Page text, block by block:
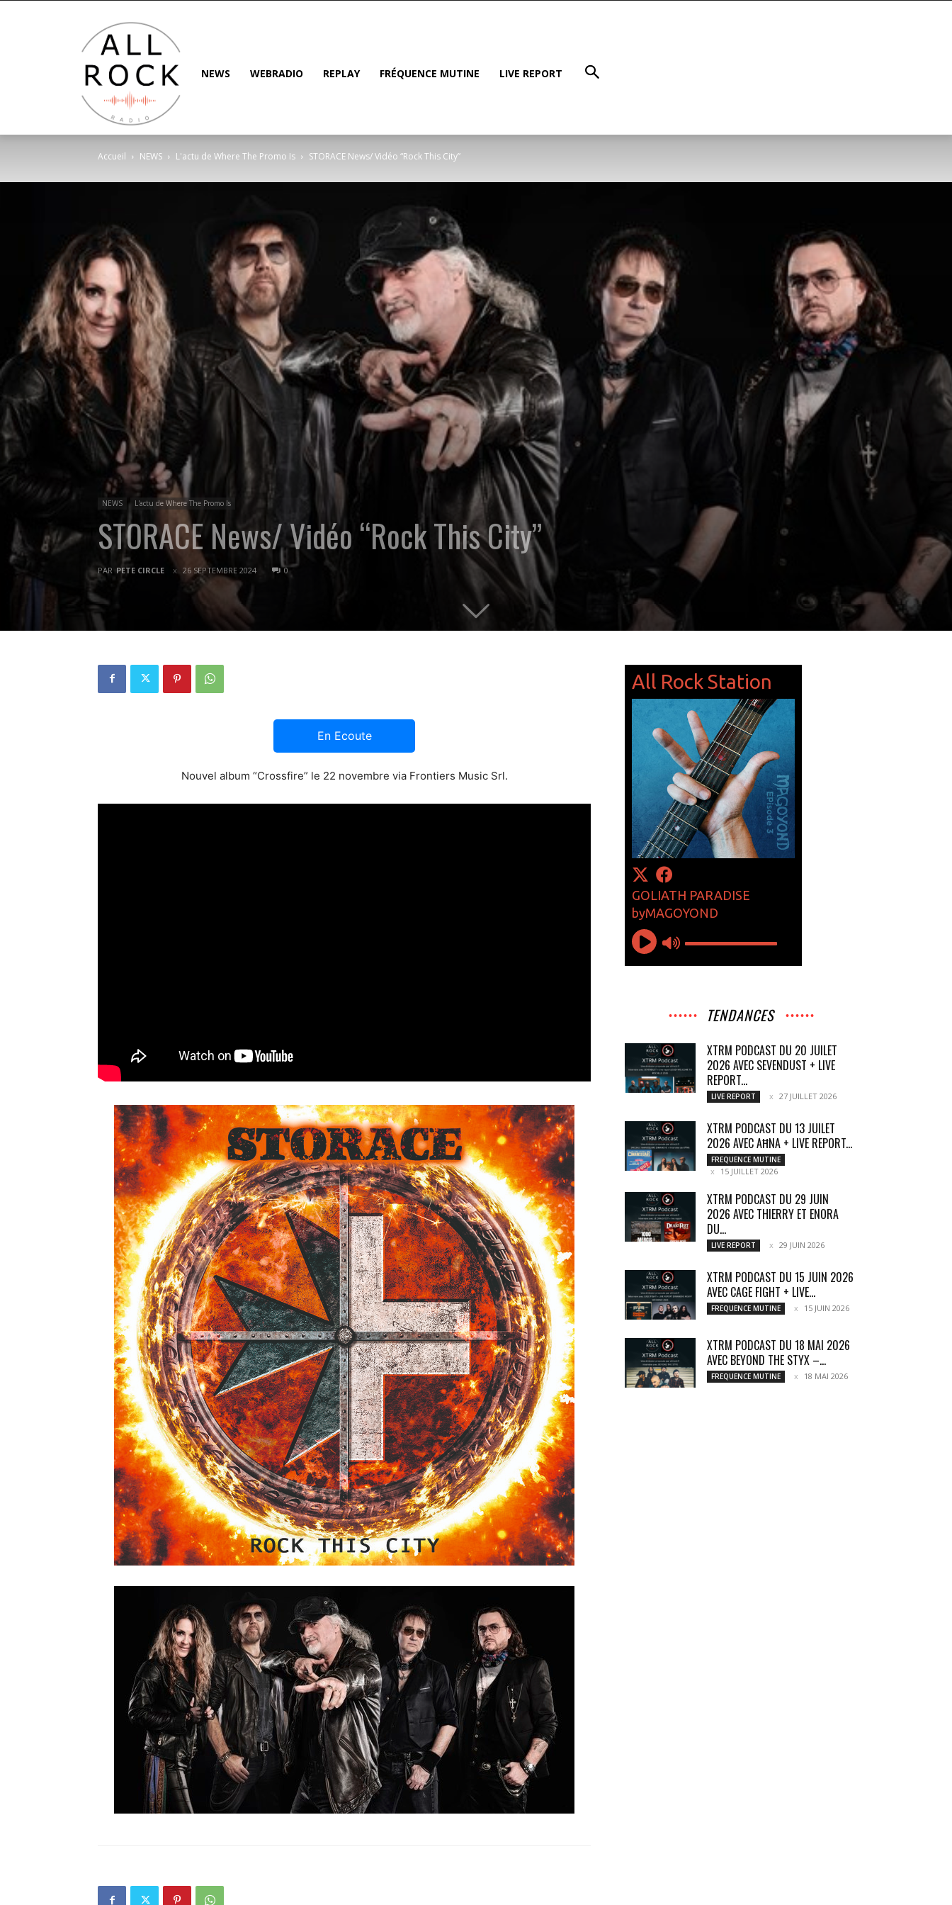
NEWS WEBRADIO REPLAY FRÉQUENCE MUTINE LIVE REPORT
Accueil NEWS L'actu de Where The Promo Is STORACE News/ Vidéo “Rock This City”
NEWS L'actu de Where The Promo Is
STORACE News/ Vidéo “Rock This City”
PAR PETE CIRCLE 26 SEPTEMBRE 2024 0
En Ecoute
Nouvel album “Crossfire” le 22 novembre via Frontiers Music Srl.
TENDANCES
XTRM PODCAST DU 20 JUILET
2026 AVEC SEVENDUST + LIVE
REPORT...
LIVE REPORT 27 JUILLET 2026
XTRM PODCAST DU 13 JUILET
2026 AVEC AĦNA + LIVE REPORT...
FREQUENCE MUTINE
15 JUILLET 2026
XTRM PODCAST DU 29 JUIN
2026 AVEC THIERRY ET ENORA
DU...
LIVE REPORT 29 JUIN 2026
XTRM PODCAST DU 15 JUIN 2026
AVEC CAGE FIGHT + LIVE...
FREQUENCE MUTINE 15 JUIN 2026
XTRM PODCAST DU 18 MAI 2026
AVEC BEYOND THE STYX –...
FREQUENCE MUTINE 18 MAI 2026